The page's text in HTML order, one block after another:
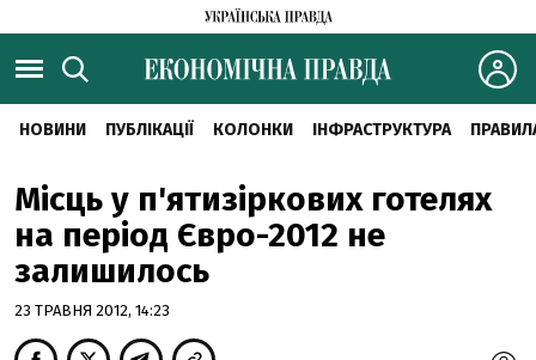
НОВИНИ ПУБЛІКАЦІЇ КОЛОНКИ ІНФРАСТРУКТУРА
Місць у п'ятизіркових готелях
на період Євро-2012 не
залишилось
23 ТРАВНЯ 2012, 14:23